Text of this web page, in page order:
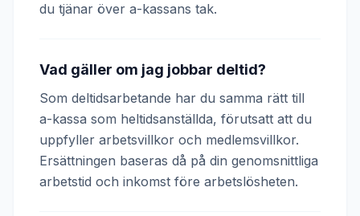
du tjänar över a-kassans tak.
Vad gäller om jag jobbar deltid?
Som deltidsarbetande har du samma rätt till
a-kassa som heltidsanställda, förutsatt att du
uppfyller arbetsvillkor och medlemsvillkor.
Ersättningen baseras då på din genomsnittliga
arbetstid och inkomst före arbetslösheten.